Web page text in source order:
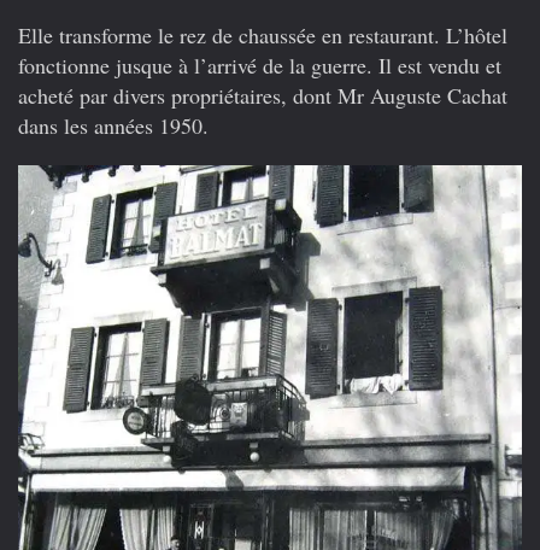
Elle transforme le rez de chaussée en restaurant. L’hôtel
fonctionne jusque à l’arrivé de la guerre. Il est vendu et
acheté par divers propriétaires, dont Mr Auguste Cachat
dans les années 1950.